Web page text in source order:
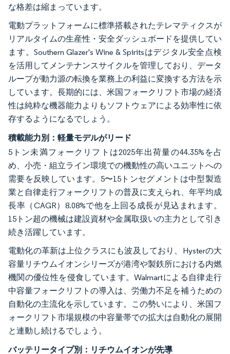
な格差は縮まっています。
電動プラットフォームに標準搭載されたテレマティクスが
リアルタイムの生産性・安全ダッシュボードを提供してい
ます。Southern Glazer's Wine & Spiritsはデジタル安全点検
を活用してメンテナンスサイクルを管理しており、データ
ループが動力源の転換を業務上の利益に変換する方法を示
しています。長期的には、米国フォークリフト市場の経済
性は純粋な機器能力よりもソフトウェアによる効率性に依
存するようになるでしょう。
積載能力別：軽量モデルがリード
5トン未満フォークリフトは2025年出荷量の44.35%を占
め、小売・組立ライン環境での機動性の高いユニットへの
需要を反映しています。5〜15トンセグメントは中型製造
業と自律走行フォークリフトの普及に支えられ、年平均成
長率（CAGR）8.08%で他を上回る成長が見込まれます。
15トン超の機械は建設資材や金属取扱いの主力として引き
続き活躍しています。
電動化の革新は上位クラスにも波及しており、Hysterの大
容量リチウムイオンシリーズが港湾や製鉄所における内燃
機関の優位性を侵食しています。Walmartによる自律走行
中容量フォークリフトの導入は、労働力不足を補うための
自動化の主流化を示しています。この勢いにより、米国フ
ォークリフト市場規模の中容量帯での拡大は自動化の展開
と連動し続けるでしょう。
バッテリータイプ別：リチウムイオンが先導